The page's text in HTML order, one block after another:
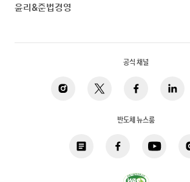
윤리&준법경영
공식 채널
반도체 뉴스룸